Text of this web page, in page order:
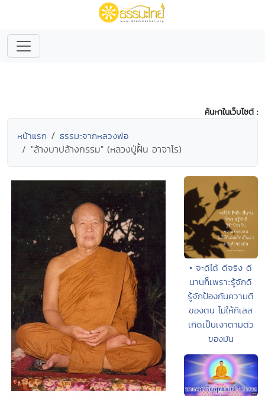
ค้นหาในเว็บไซต์ :
หน้าแรก ธรรมะจากหลวงพ่อ
"ล้างบาปล้างกรรม" (หลวงปู่ฝั้น อาจาโร)
• จะดีได้ ดีจริง ดี
นานก็เพราะรู้จักดี
รู้จักป้องกันความดี
ของตน ไม่ให้กิเลส
เกิดเป็นเงาตามตัว
ของมัน